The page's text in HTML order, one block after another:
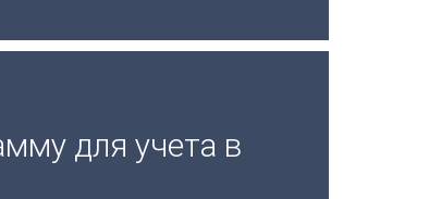
для учета в